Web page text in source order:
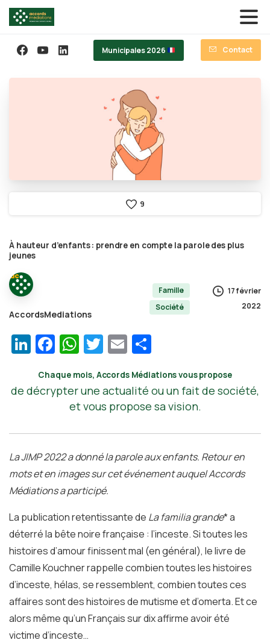
Municipales 2026 Contact
9
À hauteur d’enfants: prendre en compte la paroledes plus
jeunes
AccordsMediations
Famille
Société
17 février
2022
LinkedIn
Facebook
WhatsApp
Twitter
Email
Chaque mois, Accords Médiations vous propose
de décrypter une actualité ou un fait de société,
et vous propose sa vision.
La JIMP 2022 a donné la parole aux enfants. Retour en
mots et en images sur cet événement auquel Accords
Médiations a participé.
La publication retentissante de La familia grande*a
déterré la bête noire française : l’inceste. Si toutes les
histoires d’amour finissent mal (en général), le livre de
Camille Kouchner rappelle combien toutes les histoires
d’inceste, hélas, se ressemblent, combien toutes ces
affaires sont des histoires de mutisme et d’omerta. Et ce
alors même qu’un Français sur dix affirme avoir été
victime d’inceste…